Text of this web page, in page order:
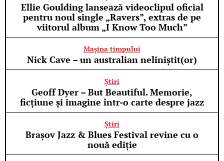
Ellie Goulding lansează videoclipul oficial
pentru noul single „Ravers”, extras de pe
viitorul album „I Know Too Much”
Nick Cave – un australian neliniștit(or)
Mașina timpului
Geoff Dyer – But Beautiful. Memorie,
ficțiune și imagine într-o carte despre jazz
Știri
Brașov Jazz & Blues Festival revine cu o
nouă ediție
Știri